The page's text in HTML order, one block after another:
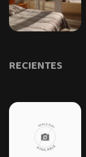
RECIENTES